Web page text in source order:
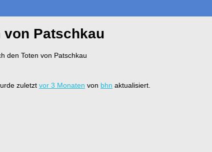
von Patschkau
den Toten von Patschkau
zuletzt vor 3 Monaten von bhn aktualisiert.